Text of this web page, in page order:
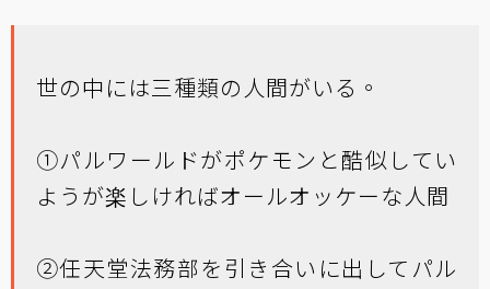
世の中には三種類の人間がいる。
①パルワールドがポケモンと酷似してい
ようが楽しければオールオッケーな人間
②任天堂法務部を引き合いに出してパル